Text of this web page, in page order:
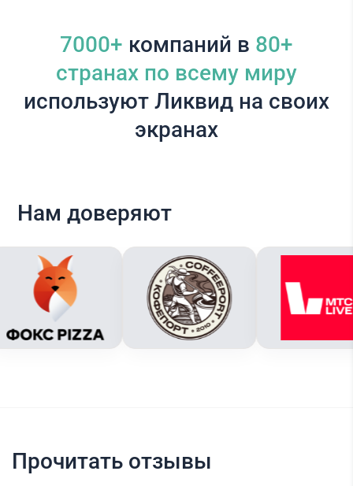
7000+ компаний в 80+
cтранах по всему миру
используют Ликвид на своих
экранах
Нам доверяют
Прочитать отзывы